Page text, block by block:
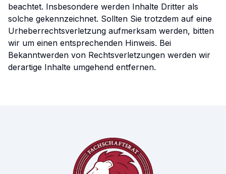
beachtet. Insbesondere werden Inhalte Dritter als
solche gekennzeichnet. Sollten Sie trotzdem auf eine
Urheberrechtsverletzung aufmerksam werden, bitten
wir um einen entsprechenden Hinweis. Bei
Bekanntwerden von Rechtsverletzungen werden wir
derartige Inhalte umgehend entfernen.